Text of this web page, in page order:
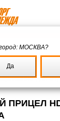
МОСКВА?
Да
для